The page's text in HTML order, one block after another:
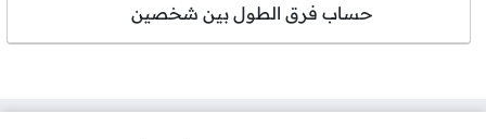
حساب فرق الطول بين شخصين